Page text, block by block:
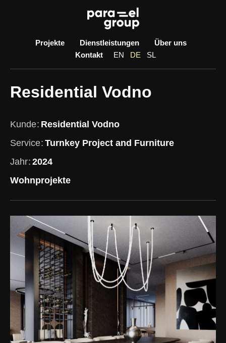
Projekte
Dienstleistungen
Über uns
Kontakt
EN DE SL
Residential Vodno
Kunde Residential Vodno
Service Turnkey Project and Furniture
Jahr 2024
Wohnprojekte